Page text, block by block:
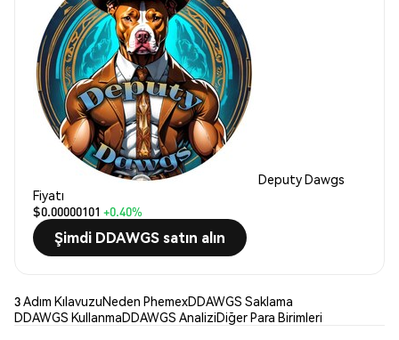
Deputy Dawgs
Fiyatı
$0.00000101 +0.40%
Şimdi DDAWGS satın alın
3 Adım KılavuzuNeden PhemexDDAWGS Saklama
DDAWGS KullanmaDDAWGS AnaliziDiğer Para Birimleri